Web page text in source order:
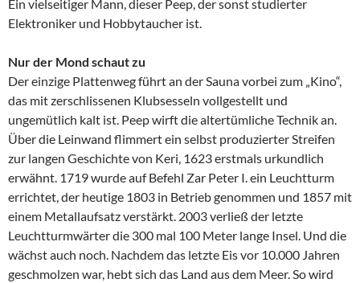
Ein vielseitiger Mann, dieser Peep, der sonst studierter
Elektroniker und Hobbytaucher ist.
Nur der Mond schaut zu
Der einzige Plattenweg führt an der Sauna vorbei zum „Kino“,
das mit zerschlissenen Klubsesseln vollgestellt und
ungemütlich kalt ist. Peep wirft die altertümliche Technik an.
Über die Leinwand flimmert ein selbst produzierter Streifen
zur langen Geschichte von Keri, 1623 erstmals urkundlich
erwähnt. 1719 wurde auf Befehl Zar Peter I. ein Leuchtturm
errichtet, der heutige 1803 in Betrieb genommen und 1857 mit
einem Metallaufsatz verstärkt. 2003 verließ der letzte
Leuchtturmwärter die 300 mal 100 Meter lange Insel. Und die
wächst auch noch. Nachdem das letzte Eis vor 10.000 Jahren
geschmolzen war, hebt sich das Land aus dem Meer. So wird